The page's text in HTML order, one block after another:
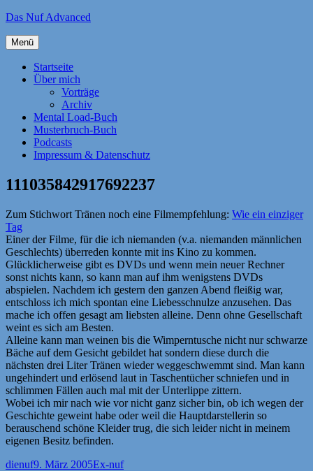
Zum
springen
Das Nuf Advanced
Menü
Startseite
Über mich
Vorträge
Archiv
Mental Load-Buch
Musterbruch-Buch
Podcasts
Impressum & Datenschutz
111035842917692237
Zum Stichwort Tränen noch eine Filmempfehlung: Wie ein einziger
Tag
Einer der Filme, für die ich niemanden (v.a. niemanden männlichen
Geschlechts) überreden konnte mit ins Kino zu kommen.
Glücklicherweise gibt es DVDs und wenn mein neuer Rechner
sonst nichts kann, so kann man auf ihm wenigstens DVDs
abspielen. Nachdem ich gestern den ganzen Abend fleißig war,
entschloss ich mich spontan eine Liebesschnulze anzusehen. Das
mache ich offen gesagt am liebsten alleine. Denn ohne Gesellschaft
weint es sich am Besten.
Alleine kann man weinen bis die Wimperntusche nicht nur schwarze
Bäche auf dem Gesicht gebildet hat sondern diese durch die
nächsten drei Liter Tränen wieder weggeschwemmt sind. Man kann
ungehindert und erlösend laut in Taschentücher schniefen und in
schlimmen Fällen auch mal mit der Unterlippe zittern.
Wobei ich mir nach wie vor nicht ganz sicher bin, ob ich wegen der
Geschichte geweint habe oder weil die Hauptdarstellerin so
berauschend schöne Kleider trug, die sich leider nicht in meinem
eigenen Besitz befinden.
Autor
dienufVeröffentlicht
9. März 2005Kategorien
Ex-nuf